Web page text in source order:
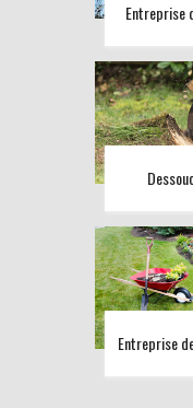
Entreprise
Entreprise